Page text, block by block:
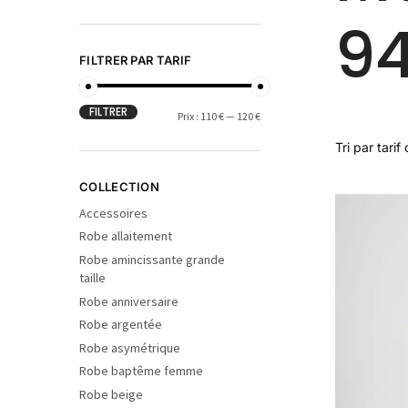
FILTRER PAR TARIF
FILTRER Prix : 110 €— 120 €
COLLECTION
Accessoires
Robe allaitement
Robe amincissante grande
taille
Robe anniversaire
Robe argentée
Robe asymétrique
Robe baptême femme
Robe beige